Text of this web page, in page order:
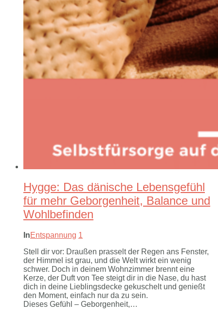
Hygge: Das dänische Lebensgefühl
für mehr Geborgenheit, Balance und
Wohlbefinden
InEntspannung 1
Stell dir vor: Draußen prasselt der Regen ans Fenster,
der Himmel ist grau, und die Welt wirkt ein wenig
schwer. Doch in deinem Wohnzimmer brennt eine
Kerze, der Duft von Tee steigt dir in die Nase, du hast
dich in deine Lieblingsdecke gekuschelt und genießt
den Moment, einfach nur da zu sein.
Dieses Gefühl – Geborgenheit,…